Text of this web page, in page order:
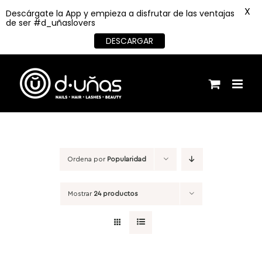
contenido
Ordena por Popularidad
Mostrar 24 productos
Descárgate la App y empieza a disfrutar de las ventajas
de ser #d_uñaslovers
DESCARGAR
X